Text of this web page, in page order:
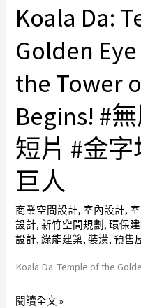
Koala Da:
Golden
the Tower
Begins! #
短片 #金
巨人
商業空間設計, 室內設計,
設計,新竹空間規劃 ,環保
設計,綠能建築,裝潢,預售
Koala Da: Temple of the
Koala
Da:
Temple
the
Eye
|
The
Rise
the
Tower
Dawn
Begins!
閱讀全文 »